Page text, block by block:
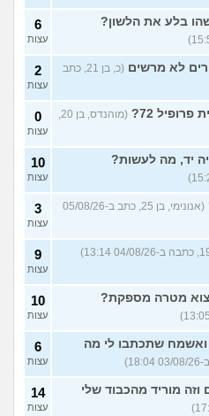
עצות
9
עצות
7
עצות
9
עצות
במדור
בלע את הלשון? 6
עצות
לא מרשים
(כ, בן 21, כתב
2
עצות
72?
(מוהנדס, בן 20,
0
עצות
יד, מה לעשות? 10
עצות
(אנונימי, בן 25, כתב ב-05/08/26
3
עצות
9
עצות
מטרה מספקת? 10
עצות
שתכתבו לי מה
6
עצות
מוריד מהכבוד שלי 14
עצות